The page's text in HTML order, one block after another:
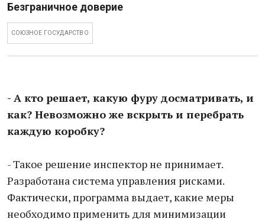
Безграничное доверие
СОЮЗНОЕ ГОСУДАРСТВО
- А кто решает, какую фуру досматривать, и
как? Невозможно же вскрыть и перебрать
каждую коробку?
- Такое решение инспектор не принимает.
Разработана система управления рисками.
Фактически, программа выдает, какие меры
необходимо применить для минимизации